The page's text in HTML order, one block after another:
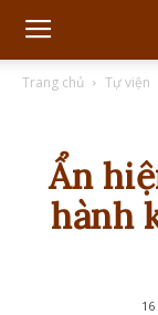
Trang chủ Tự viện
Ẩn
hành